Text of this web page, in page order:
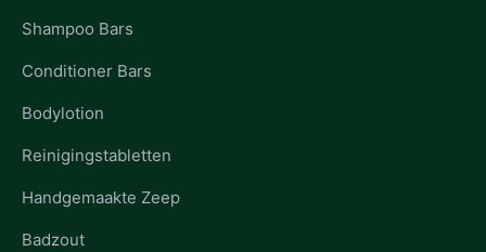
Shampoo Bars
Conditioner Bars
Bodylotion
Reinigingstabletten
Handgemaakte Zeep
Badzout